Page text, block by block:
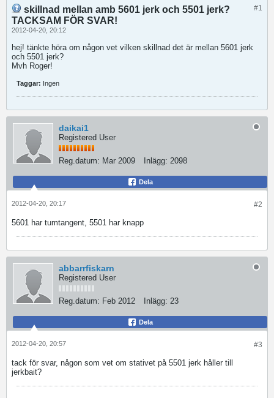
#1
skillnad mellan amb 5601 jerk och 5501 jerk?
TACKSAM FÖR SVAR!
2012-04-20, 20:12
hej! tänkte höra om någon vet vilken skillnad det är mellan 5601 jerk
och 5501 jerk?
Mvh Roger!
Taggar: Ingen
daikai1
Registered User
Reg.datum: Mar 2009 Inlägg: 2098
Dela
#2
2012-04-20, 20:17
5601 har tumtangent, 5501 har knapp
abbarrfiskarn
Registered User
Reg.datum: Feb 2012 Inlägg: 23
Dela
#3
2012-04-20, 20:57
tack för svar, någon som vet om stativet på 5501 jerk håller till
jerkbait?